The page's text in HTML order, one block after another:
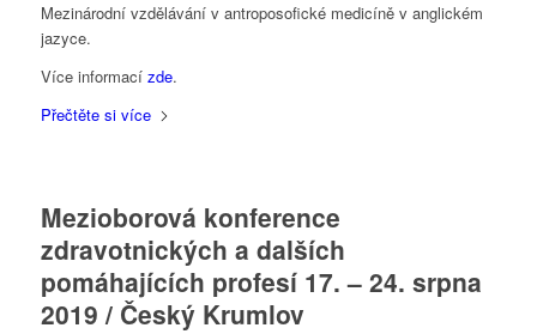
Mezinárodní vzdělávání v antroposofické medicíně v anglickém
jazyce.
Více informací zde.
Přečtěte si více
Mezioborová konference
zdravotnických a dalších
pomáhajících profesí 17. – 24. srpna
2019 / Český Krumlov